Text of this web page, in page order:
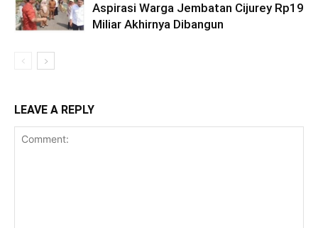
Aspirasi Warga Jembatan Cijurey Rp19
Miliar Akhirnya Dibangun
LEAVE A REPLY